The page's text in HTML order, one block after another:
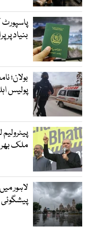
بنیاد
بولان؛
پولیس
ملک بھر میں 510 مقامات
لاہور